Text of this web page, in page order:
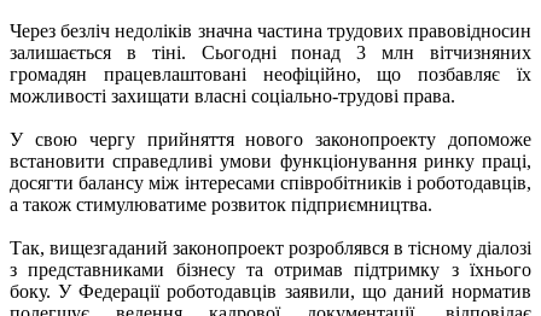
Через безліч недоліків значна частина трудових правовідносин
залишається в тіні. Сьогодні понад 3 млн вітчизняних
громадян працевлаштовані неофіційно, що позбавляє їх
можливості захищати власні соціально-трудові права.
У свою чергу прийняття нового законопроекту допоможе
встановити справедливі умови функціонування ринку праці,
досягти балансу між інтересами співробітників і роботодавців,
а також стимулюватиме розвиток підприємництва.
Так, вищезгаданий законопроект розроблявся в тісному діалозі
з представниками бізнесу та отримав підтримку з їхнього
боку. У Федерації роботодавців заявили, що даний норматив